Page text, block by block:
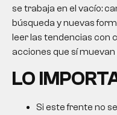
se trabaja en el vacío:
búsqueda y nuevas
leer las tendencias con
acciones que sí muevan
LO
Si este frente no